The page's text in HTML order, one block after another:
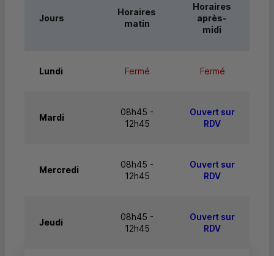
Jours
Horaires
matin
Horaires
après-
midi
Lundi Fermé Fermé
Mardi
08h45 -
12h45
Ouvert sur
RDV
Mercredi
08h45 -
12h45
Ouvert sur
RDV
Jeudi
08h45 -
12h45
Ouvert sur
RDV